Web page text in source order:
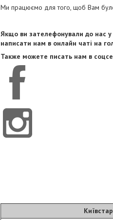
Ми працюємо для того, щоб Вам
Якщо ви зателефонували до нас
написати нам в онлайн чаті на
Также можете писать нам в
Київстар